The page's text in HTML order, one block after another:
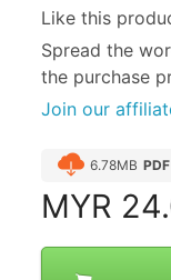
Like this
Spread the
the purchase
Join our
6.78MB
MYR